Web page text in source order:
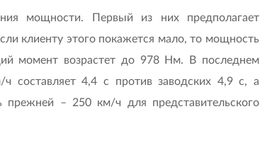
мощности. Первый из них предполагает
клиенту этого покажется мало, то мощность
момент возрастет до 978 Нм. В последнем
составляет 4,4 с против заводских 4,9 с, а
прежней – 250 км/ч для представительского